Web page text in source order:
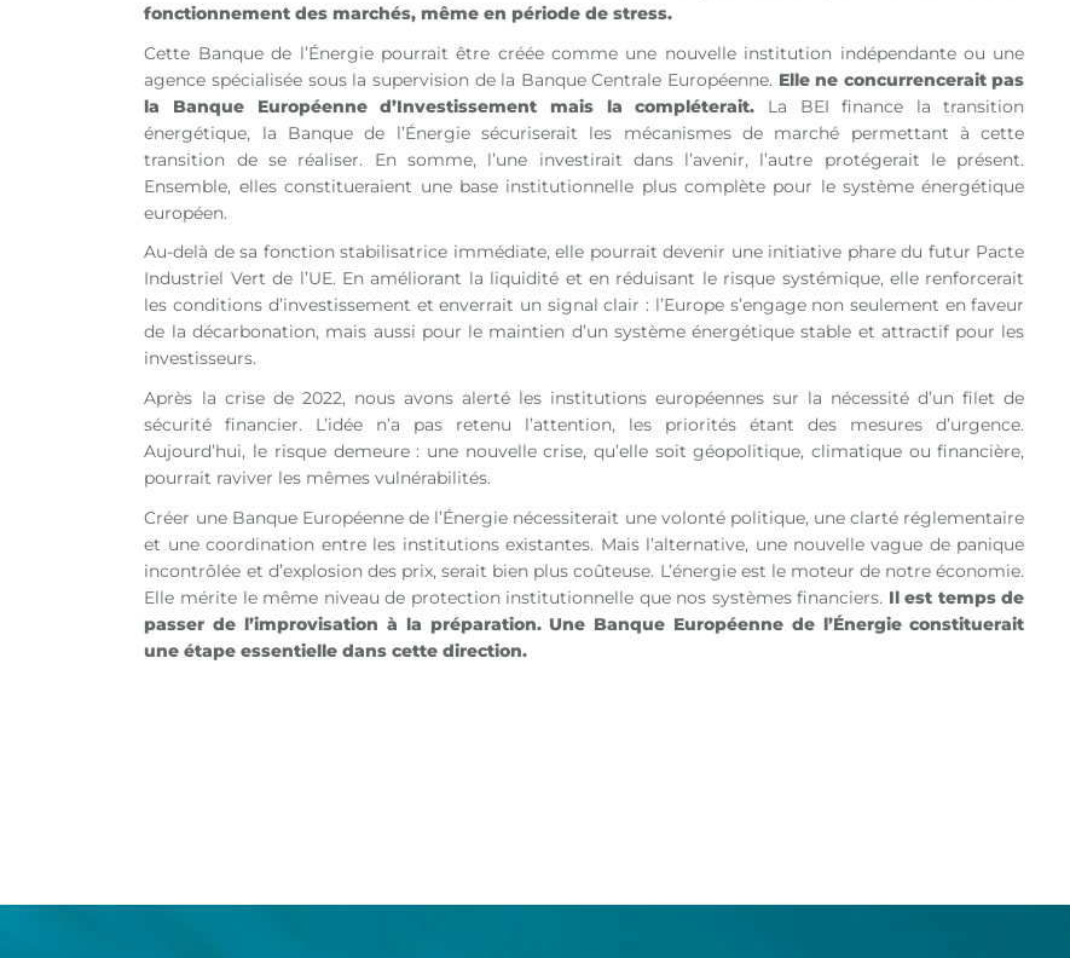
fonctionnement des marchés, même en période de stress.
Cette Banque de l’Énergie pourrait être créée comme une nouvelle institution indépendante ou une
agence spécialisée sous la supervision de la Banque Centrale Européenne. Elle ne concurrencerait pas
la Banque Européenne d’Investissement mais la compléterait. La BEI finance la transition
énergétique, la Banque de l’Énergie sécuriserait les mécanismes de marché permettant à cette
transition de se réaliser. En somme, l’une investirait dans l’avenir, l’autre protégerait le présent.
Ensemble, elles constitueraient une base institutionnelle plus complète pour le système énergétique
européen.
Au-delà de sa fonction stabilisatrice immédiate, elle pourrait devenir une initiative phare du futur Pacte
Industriel Vert de l’UE. En améliorant la liquidité et en réduisant le risque systémique, elle renforcerait
les conditions d’investissement et enverrait un signal clair : l’Europe s’engage non seulement en faveur
de la décarbonation, mais aussi pour le maintien d’un système énergétique stable et attractif pour les
investisseurs.
Après la crise de 2022, nous avons alerté les institutions européennes sur la nécessité d’un filet de
sécurité financier. L’idée n’a pas retenu l’attention, les priorités étant des mesures d’urgence.
Aujourd’hui, le risque demeure : une nouvelle crise, qu’elle soit géopolitique, climatique ou financière,
pourrait raviver les mêmes vulnérabilités.
Créer une Banque Européenne de l’Énergie nécessiterait une volonté politique, une clarté réglementaire
et une coordination entre les institutions existantes. Mais l’alternative, une nouvelle vague de panique
incontrôlée et d’explosion des prix, serait bien plus coûteuse. L’énergie est le moteur de notre économie.
Elle mérite le même niveau de protection institutionnelle que nos systèmes financiers. Il est temps de
passer de l’improvisation à la préparation. Une Banque Européenne de l’Énergie constituerait
une étape essentielle dans cette direction.